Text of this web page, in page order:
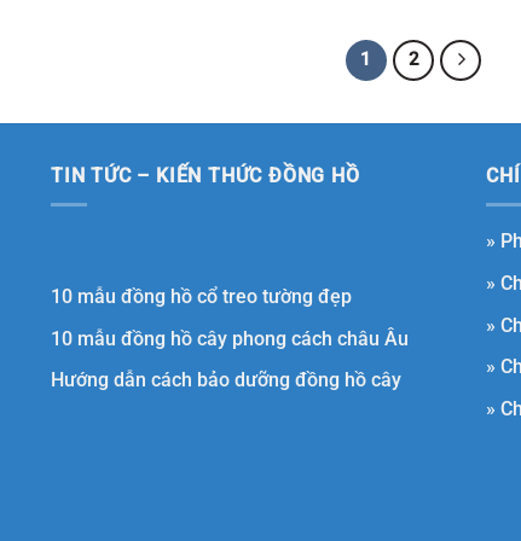
1 2
TIN TỨC – KIẾN THỨC ĐỒNG HỒ
10 mẫu đồng hồ cổ treo tường đẹp
10 mẫu đồng hồ cây phong cách châu Âu
Hướng dẫn cách bảo dưỡng đồng hồ cây
»
»
»
»
»